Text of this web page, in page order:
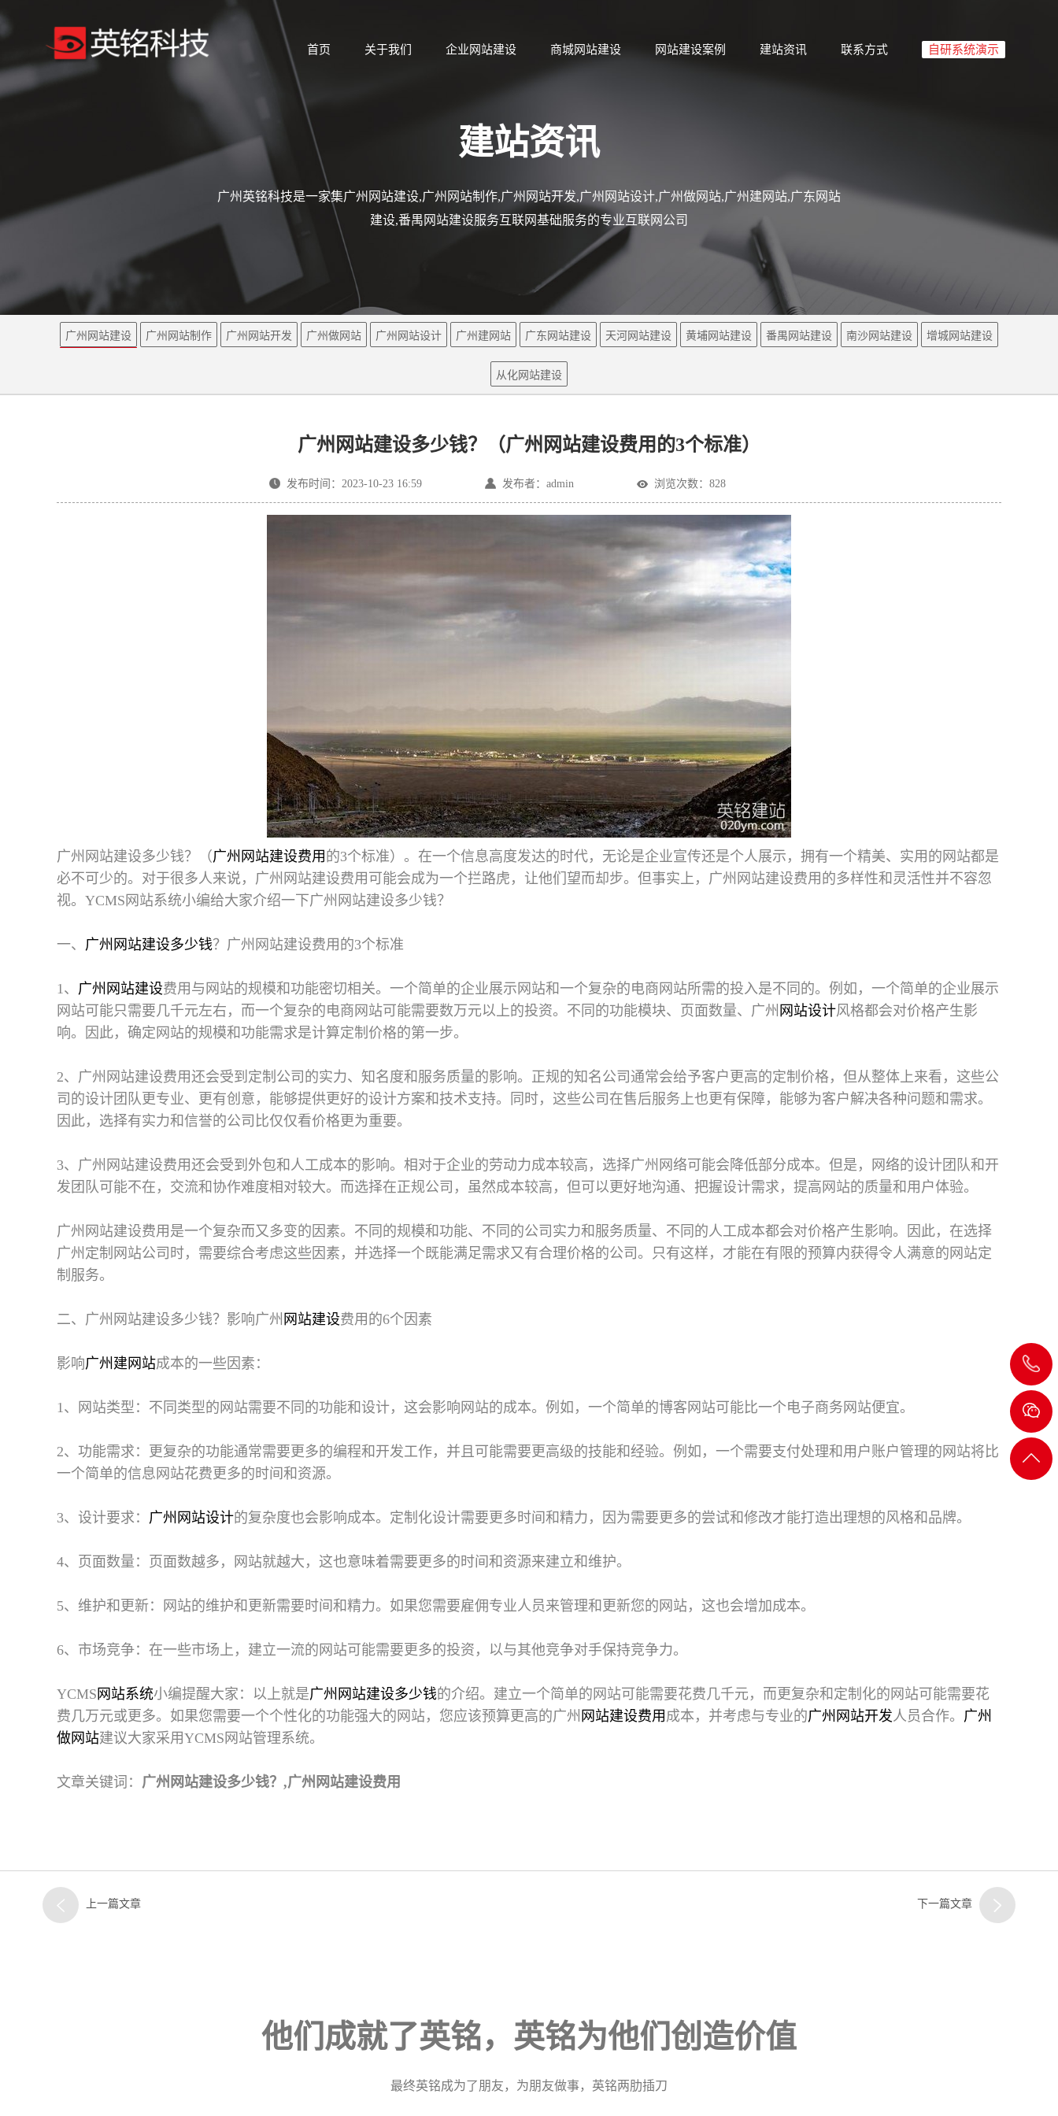
首页 关于我们 企业网站建设 商城网站建设 网站建设案例 建站资讯 联系方式 自研系统演示
020-
8232
2722
返回
建站资讯
广州英铭科技是一家集广州网站建设,广州网站制作,广州网站开发,广州网站设计,广州做网站,广州建网站,广东网站
建设,番禺网站建设服务互联网基础服务的专业互联网公司
广州网站建设 广州网站制作 广州网站开发 广州做网站 广州网站设计 广州建网站 广东网站建设 天河网站建设 黄埔网站建设 番禺网站建设 南沙网站建设 增城网站建设
从化网站建设
广州网站建设多少钱？（广州网站建设费用的3个标准）
发布时间：2023-10-23 16:59 发布者：admin 浏览次数：828
广州网站建设多少钱？（广州网站建设费用 的3个标准）。在一个信息高度发达的时代，无论是企业宣传还是个人展示，拥有一个精美、实用的网站都是
必不可少的。对于很多人来说，广州网站建设费用可能会成为一个拦路虎，让他们望而却步。但事实上，广州网站建设费用的多样性和灵活性并不容忽
视。YCMS网站系统小编给大家介绍一下广州网站建设多少钱？
一、 广州网站建设多少钱？广州网站建设费用的3个标准
1、 广州网站建设费用与网站的规模和功能密切相关。一个简单的企业展示网站和一个复杂的电商网站所需的投入是不同的。例如，一个简单的企业展示
网站可能只需要几千元左右，而一个复杂的电商网站可能需要数万元以上的投资。不同的功能模块、页面数量、广州 网站设计风格都会对价格产生影
响。因此，确定网站的规模和功能需求是计算定制价格的第一步。
2、广州网站建设费用还会受到定制公司的实力、知名度和服务质量的影响。正规的知名公司通常会给予客户更高的定制价格，但从整体上来看，这些公
司的设计团队更专业、更有创意，能够提供更好的设计方案和技术支持。同时，这些公司在售后服务上也更有保障，能够为客户解决各种问题和需求。
因此，选择有实力和信誉的公司比仅仅看价格更为重要。
3、广州网站建设费用还会受到外包和人工成本的影响。相对于企业的劳动力成本较高，选择广州网络可能会降低部分成本。但是，网络的设计团队和开
发团队可能不在，交流和协作难度相对较大。而选择在正规公司，虽然成本较高，但可以更好地沟通、把握设计需求，提高网站的质量和用户体验。
广州网站建设费用是一个复杂而又多变的因素。不同的规模和功能、不同的公司实力和服务质量、不同的人工成本都会对价格产生影响。因此，在选择
广州定制网站公司时，需要综合考虑这些因素，并选择一个既能满足需求又有合理价格的公司。只有这样，才能在有限的预算内获得令人满意的网站定
制服务。
二、广州网站建设多少钱？影响广州 网站建设费用的6个因素
影响广州建网站成本的一些因素：
1、网站类型：不同类型的网站需要不同的功能和设计，这会影响网站的成本。例如，一个简单的博客网站可能比一个电子商务网站便宜。
2、功能需求：更复杂的功能通常需要更多的编程和开发工作，并且可能需要更高级的技能和经验。例如，一个需要支付处理和用户账户管理的网站将比
一个简单的信息网站花费更多的时间和资源。
3、设计要求： 广州网站设计的复杂度也会影响成本。定制化设计需要更多时间和精力，因为需要更多的尝试和修改才能打造出理想的风格和品牌。
4、页面数量：页面数越多，网站就越大，这也意味着需要更多的时间和资源来建立和维护。
5、维护和更新：网站的维护和更新需要时间和精力。如果您需要雇佣专业人员来管理和更新您的网站，这也会增加成本。
6、市场竞争：在一些市场上，建立一流的网站可能需要更多的投资，以与其他竞争对手保持竞争力。
YCMS 网站系统小编提醒大家：以上就是广州网站建设多少钱的介绍。建立一个简单的网站可能需要花费几千元，而更复杂和定制化的网站可能需要花
费几万元或更多。如果您需要一个个性化的功能强大的网站，您应该预算更高的广州 网站建设费用 成本，并考虑与专业的广州网站开发人员合作。 广州
做网站建议大家采用YCMS网站管理系统。
文章关键词： 广州网站建设多少钱？,广州网站建设费用
上一篇文章 下一篇文章
他们成就了英铭，英铭为他们创造价值
最终英铭成为了朋友，为朋友做事，英铭两肋插刀